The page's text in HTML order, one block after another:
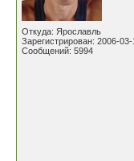
Откуда: Ярославль
Зарегистрирован: 2006-03-
Сообщений: 5994